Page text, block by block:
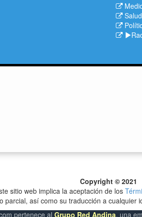
Salud
pertenece al Grupo Red Andina, una
Copyright © 2021
sitio web implica la aceptación de los
parcial, así como su traducción a cualquier